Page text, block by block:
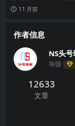
一个不跳跃的平台游戏，
你决定自己节奏的音...
11 月前
作者信息
NS头
等级
12633
文章